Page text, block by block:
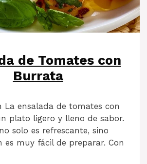
de Tomates con
Burrata
La ensalada de tomates con
plato ligero y lleno de sabor.
solo es refrescante, sino
es muy fácil de preparar. Con